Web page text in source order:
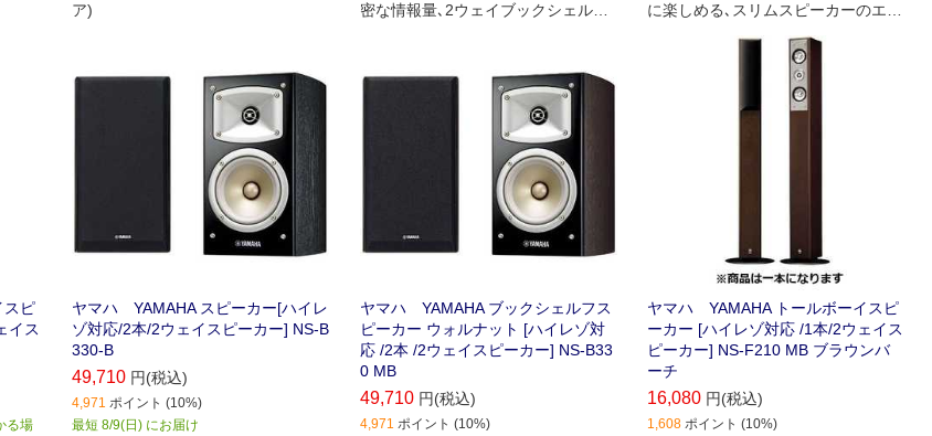
スピ
イス
る場
ア)
ヤマハ YAMAHA スピーカー[ハイレ
ゾ対応/2本/2ウェイスピーカー] NS-B
330-B
49,710 円(税込)
4,971 ポイント (10%)
最短 8/9(日) にお届け
密な情報量､2ウェイブックシェルフ
ヤマハ YAMAHA ブックシェルフス
ピーカー ウォルナット [ハイレゾ対
応 /2本 /2ウェイスピーカー] NS-B33
0 MB
49,710 円(税込)
4,971 ポイント (10%)
に楽しめる､スリムスピーカーのエン
ヤマハ YAMAHA トールボーイスピ
ーカー [ハイレゾ対応 /1本/2ウェイス
ピーカー] NS-F210 MB ブラウンバ
ーチ
16,080 円(税込)
1,608 ポイント (10%)